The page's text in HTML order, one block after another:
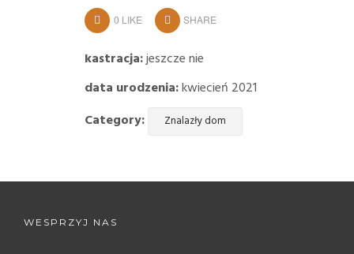
0 LIKE SHARE
kastracja:jeszcze nie
data urodzenia:kwiecień 2021
Category:
Znalazły dom
WESPRZYJ NAS